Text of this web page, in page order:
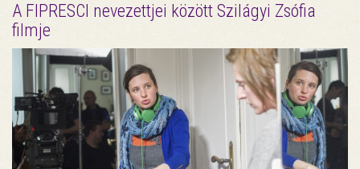
A FIPRESCI nevezettjei között Szilágyi Zsófia
filmje